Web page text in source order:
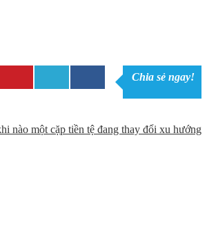
Chia sẻ ngay!
nào một cặp tiền tệ đang thay đổi xu hướng